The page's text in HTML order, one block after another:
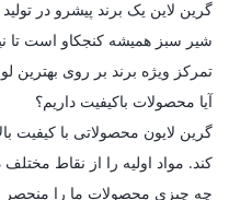
شیر سبز همیشه کنجکاو است تا
تمرکز ویژه برند بر روی بهترین
آیا محصولات باکیفیت داریم؟
گرین لایون محصولاتی با
کند. مواد اولیه را از نقاط
چه چیزی محصولات ما را منحصر